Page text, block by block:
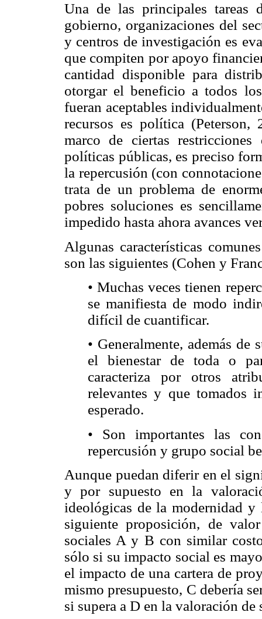
Una de las principales tareas
gobierno, organizaciones del
y centros de investigación es
que compiten por apoyo
cantidad disponible para
otorgar el beneficio a todos
fueran aceptables
recursos es política
marco de ciertas
políticas públicas, es preciso
la repercusión (con
trata de un problema de
pobres soluciones es
impedido hasta ahora avances
Algunas características
son las siguientes (Cohen y
• Muchas veces tienen
se manifiesta de modo
difícil de cuantificar.
• Generalmente, además
el bienestar de toda o
caracteriza por otros
relevantes y que tomados
esperado.
• Son importantes las
repercusión y grupo social
Aunque puedan diferir en el
y por supuesto en la
ideológicas de la modernidad
siguiente proposición, de
sociales A y B con similar
sólo si su impacto social es
el impacto de una cartera de
mismo presupuesto, C debería
si supera a D en la valoración de